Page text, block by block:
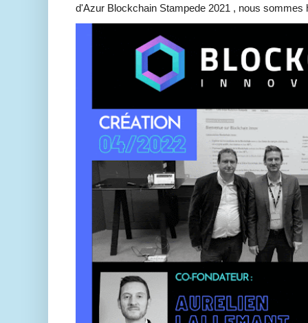
d'Azur Blockchain Stampede 2021 , nous sommes